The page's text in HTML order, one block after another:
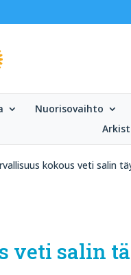
Nuorisovaihto
kokous veti salin
salin